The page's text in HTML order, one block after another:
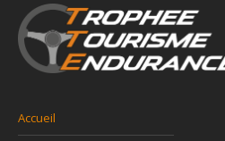
Accueil